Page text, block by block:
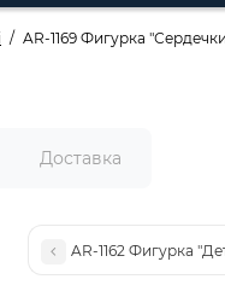
AR-1169 Фигурка
Доставка
AR-1162 Фигурка